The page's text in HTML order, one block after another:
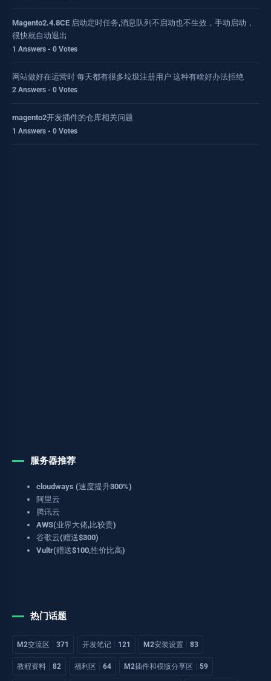
Magento2.4.8CE 启动定时任务,消息队列不启动也不生效，手动启动，
很快就自动退出
1 Answers - 0 Votes
网站做好在运营时 每天都有很多垃圾注册用户 这种有啥好办法拒绝
2 Answers - 0 Votes
magento2开发插件的仓库相关问题
1 Answers - 0 Votes
服务器推荐
cloudways (速度提升300%)
阿里云
腾讯云
AWS(业界大佬,比较贵)
谷歌云(赠送$300)
Vultr(赠送$100,性价比高)
热门话题
M2交流区 371 开发笔记 121 M2安装设置 83
教程资料 82 福利区 64 M2插件和模版分享区 59